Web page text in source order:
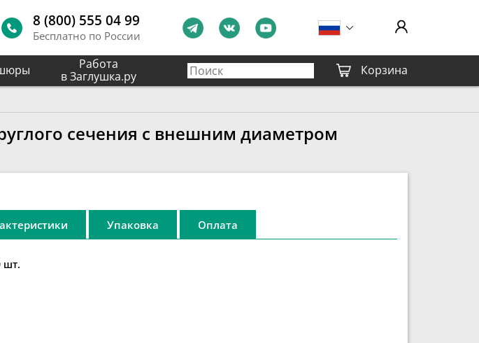
8 (800) 555 04 99
Бесплатно по России
Работа
в Заглушка.ру
Корзина
сечения с внешним диаметром
Упаковка Оплата
шт.